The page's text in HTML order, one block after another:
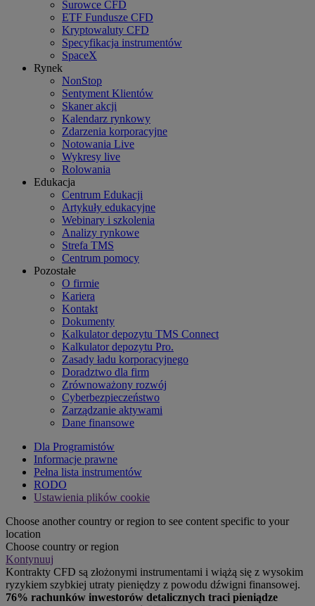
Surowce CFD
ETF Fundusze CFD
Kryptowaluty CFD
Specyfikacja instrumentów
SpaceX
Rynek
NonStop
Sentyment Klientów
Skaner akcji
Kalendarz rynkowy
Zdarzenia korporacyjne
Notowania Live
Wykresy live
Rolowania
Edukacja
Centrum Edukacji
Artykuły edukacyjne
Webinary i szkolenia
Analizy rynkowe
Strefa TMS
Centrum pomocy
Pozostałe
O firmie
Kariera
Kontakt
Dokumenty
Kalkulator depozytu TMS Connect
Kalkulator depozytu Pro.
Zasady ładu korporacyjnego
Doradztwo dla firm
Zrównoważony rozwój
Cyberbezpieczeństwo
Zarządzanie aktywami
Dane finansowe
Dla Programistów
Informacje prawne
Pełna lista instrumentów
RODO
Ustawienia plików cookie
Choose another country or region to see content specific to your
location
Choose country or region
Kontynuuj
Kontrakty CFD są złożonymi instrumentami i wiążą się z wysokim
ryzykiem szybkiej utraty pieniędzy z powodu dźwigni finansowej.
76% rachunków inwestorów detalicznych traci pieniądze